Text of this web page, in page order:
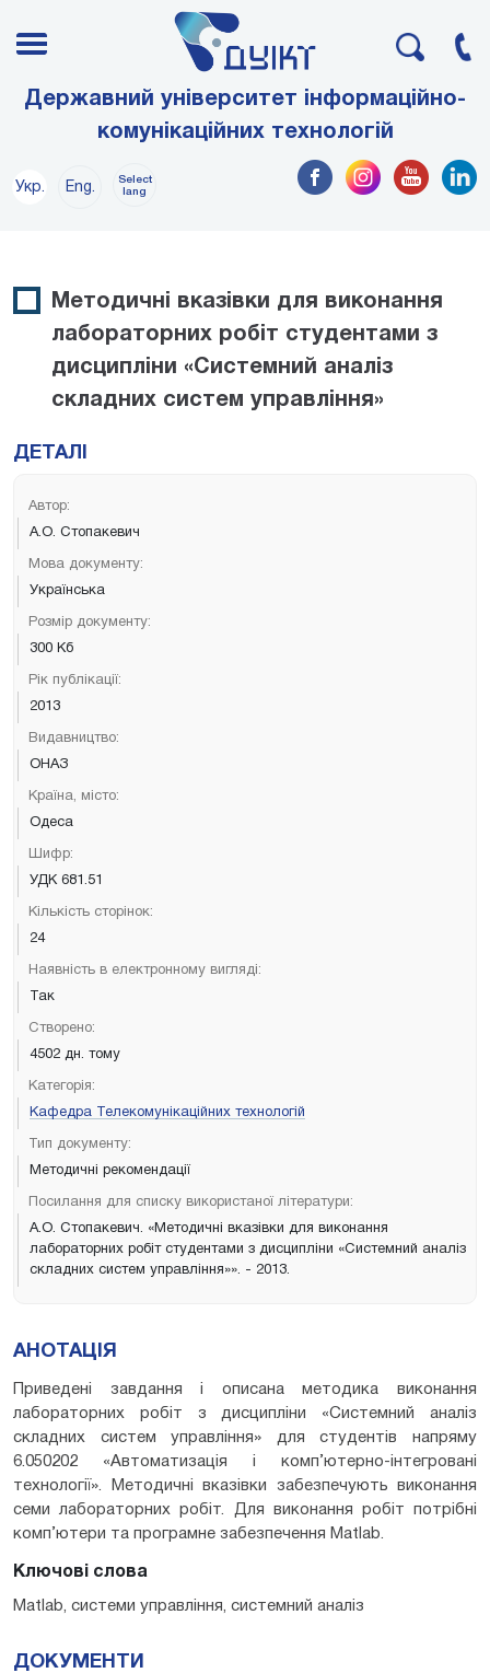
Державний університет інформаційно-
комунікаційних технологій
Укр. Eng.
Select
lang
Методичні вказівки для виконання
лабораторних робіт студентами з
дисципліни «Системний аналіз
складних систем управління»
ДЕТАЛІ
Автор:
А.О. Стопакевич
Мова документу:
Українська
Розмір документу:
300 Кб
Рік публікації:
2013
Видавництво:
ОНАЗ
Країна, місто:
Одеса
Шифр:
УДК 681.51
Кількість сторінок:
24
Наявність в електронному вигляді:
Так
Створено:
4502 дн. тому
Категорія:
Кафедра Телекомунікаційних технологій
Тип документу:
Методичні рекомендації
Посилання для списку використаної літератури:
А.О. Стопакевич. «Методичні вказівки для виконання
лабораторних робіт студентами з дисципліни «Системний аналіз
складних систем управління»». - 2013.
АНОТАЦІЯ
Приведені завдання і описана методика виконання
лабораторних робіт з дисципліни «Системний аналіз
складних систем управління» для студентів напряму
6.050202 «Автоматизація і комп’ютерно-інтегровані
технології». Методичні вказівки забезпечують виконання
семи лабораторних робіт. Для виконання робіт потрібні
комп’ютери та програмне забезпечення Matlab.
Ключові слова
Matlab, системи управління, системний аналіз
ДОКУМЕНТИ